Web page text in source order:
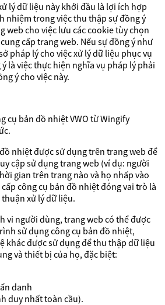
lý dữ liệu này khởi đầu là lợi ích hợp
nhiệm trong việc thu thập sự đồng ý
web cho việc lưu các cookie tùy chọn
cấp trang web. Nếu sự đồng ý như
pháp lý cho việc xử lý dữ liệu phục vụ
là việc thực hiện nghĩa vụ pháp lý phải
ý cho việc này.
cụ bản đồ nhiệt VWO từ Wingify
nhiệt được sử dụng trên trang web để
cập sử dụng trang web (ví dụ: người
gian trên trang nào và họ nhấp vào
công cụ bản đồ nhiệt đóng vai trò là
xử lý dữ liệu.
vi người dùng, trang web có thể được
sử dụng công cụ bản đồ nhiệt,
khác được sử dụng để thu thập dữ liệu
và thiết bị của họ, đặc biệt:
danh
duy nhất toàn cầu).